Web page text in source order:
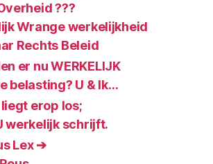
???
Wrange werkelijkheid
Rechts Beleid
er nu WERKELIJK
belasting? U & Ik…
erop los;
werkelijk schrijft.
Lex ➔